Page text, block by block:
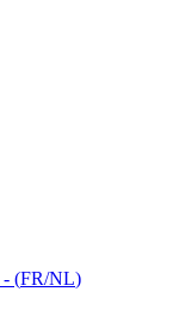
- (FR/NL)